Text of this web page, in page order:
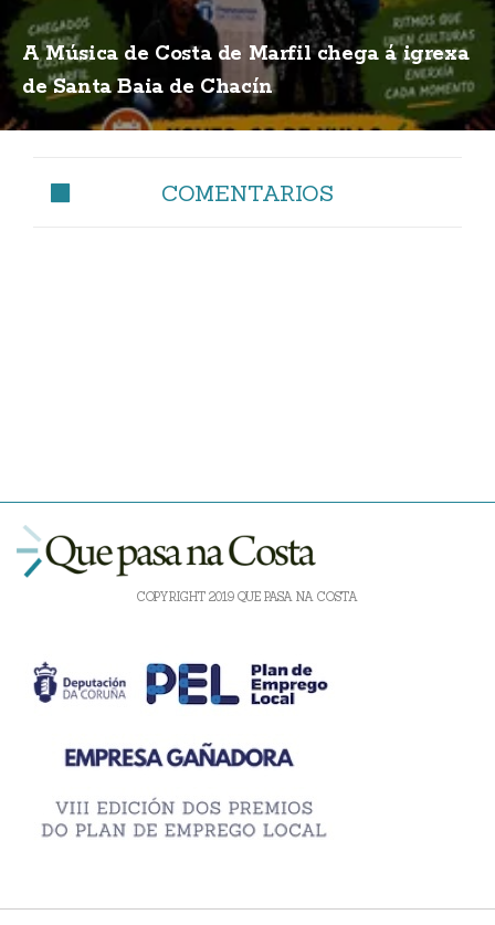
A Música de Costa de Marfil chega á igrexa
de Santa Baia de Chacín
COMENTARIOS
COPYRIGHT 2019 QUE PASA NA COSTA